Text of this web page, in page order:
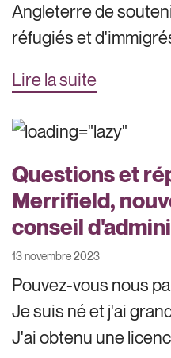
Angleterre de
réfugiés et
Lire la suite
Questions et
Merrifield,
conseil
13 novembre 2023
Pouvez-vous nous
Je suis né et j'ai
J'ai obtenu une